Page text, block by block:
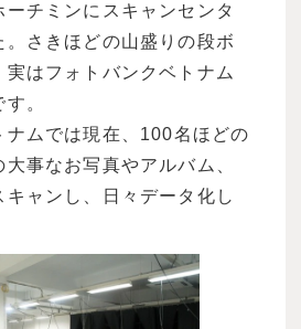
チミンにスキャンセンタ
。さきほどの山盛りの段ボ
実はフォトバンクベトナム
。
ナムでは現在、100名ほどの
事なお写真やアルバム、
キャンし、日々データ化し